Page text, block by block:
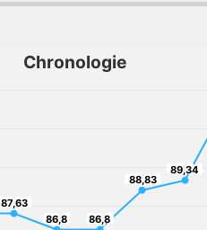
Chronologie
87,63
87,63
86,8
86,8 86,8
86,8
88,83
88,83
89,34
89,34